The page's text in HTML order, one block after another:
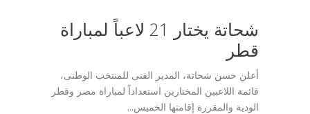
شحاتة يختار 21 لاعباً لمباراة
قطر
أعلن حسن شحاتة، المدير الفنى للمنتخب الوطنى،
قائمة اللاعبين المختارين استعداداً لمباراة مصر وقطر
الودية والمقررة إقامتها الخميس...